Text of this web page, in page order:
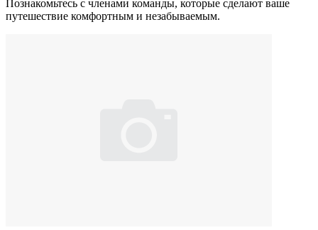
Познакомьтесь с членами команды, которые сделают ваше
путешествие комфортным и незабываемым.